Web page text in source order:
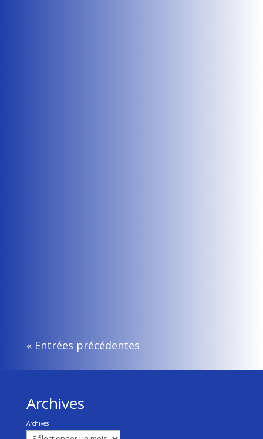
« Entrées précédentes
Archives
Archives